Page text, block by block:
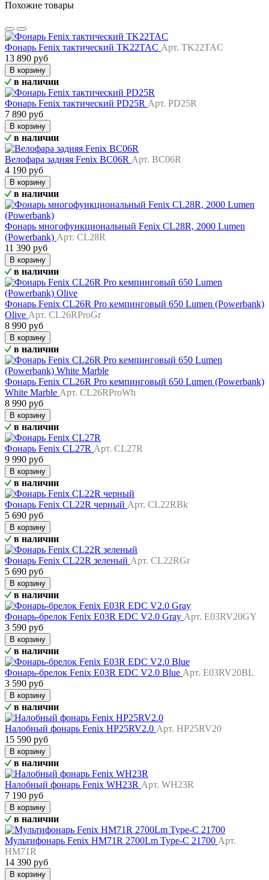
Похожие товары
Фонарь Fenix тактический TK22TAC Арт. TK22TAC
13 890 руб
В корзину
в наличии
Фонарь Fenix тактический PD25R Арт. PD25R
7 890 руб
В корзину
в наличии
Велофара задняя Fenix BC06R Арт. BC06R
4 190 руб
В корзину
в наличии
Фонарь многофункциональный Fenix CL28R, 2000 Lumen
(Powerbank) Арт. CL28R
11 390 руб
В корзину
в наличии
Фонарь Fenix CL26R Pro кемпинговый 650 Lumen (Powerbank)
Olive Арт. CL26RProGr
8 990 руб
В корзину
в наличии
Фонарь Fenix CL26R Pro кемпинговый 650 Lumen (Powerbank)
White Marble Арт. CL26RProWh
8 990 руб
В корзину
в наличии
Фонарь Fenix CL27R Арт. CL27R
9 990 руб
В корзину
в наличии
Фонарь Fenix CL22R черный Арт. CL22RBk
5 690 руб
В корзину
в наличии
Фонарь Fenix CL22R зеленый Арт. CL22RGr
5 690 руб
В корзину
в наличии
Фонарь-брелок Fenix E03R EDC V2.0 Gray Арт. E03RV20GY
3 590 руб
В корзину
в наличии
Фонарь-брелок Fenix E03R EDC V2.0 Blue Арт. E03RV20BL
3 590 руб
В корзину
в наличии
Налобный фонарь Fenix HP25RV2.0 Арт. HP25RV20
15 590 руб
В корзину
в наличии
Налобный фонарь Fenix WH23R Арт. WH23R
7 190 руб
В корзину
в наличии
Мультифонарь Fenix HM71R 2700Lm Type-C 21700 Арт.
HM71R
14 390 руб
В корзину